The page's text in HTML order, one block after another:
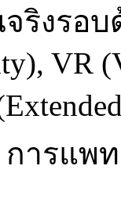
ริงรอ
VR
ารแพ